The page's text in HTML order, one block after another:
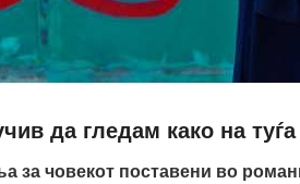
да гледам како на
за човекот поставени во